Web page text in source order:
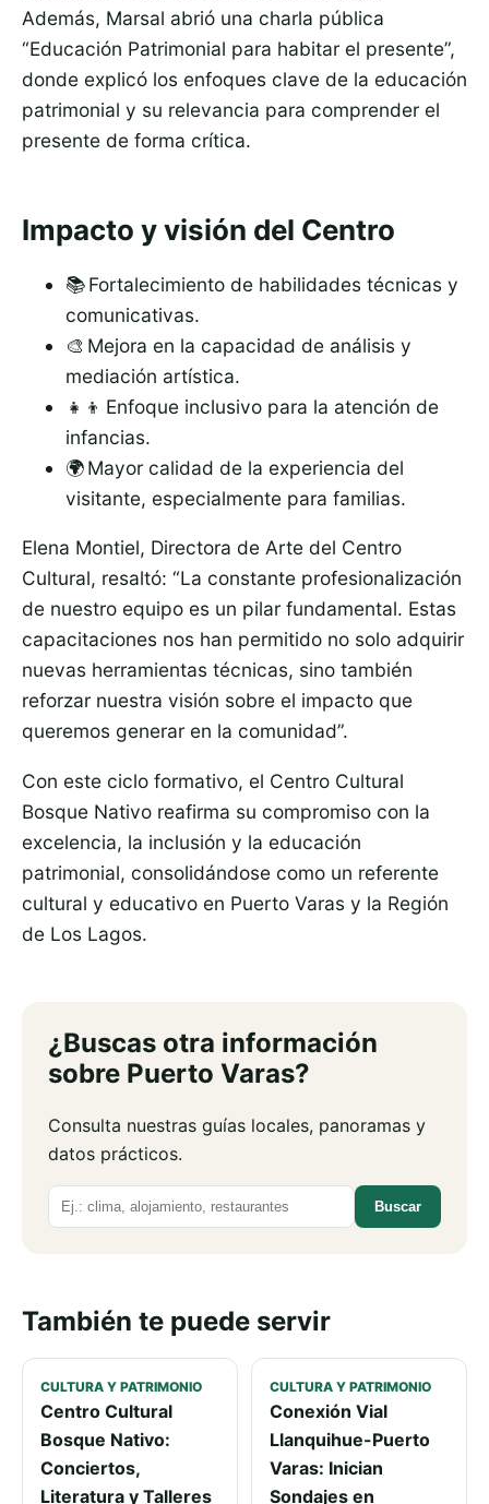
Además, Marsal abrió una charla pública
“Educación Patrimonial para habitar el presente”,
donde explicó los enfoques clave de la educación
patrimonial y su relevancia para comprender el
presente de forma crítica.
Impacto y visión del Centro
📚 Fortalecimiento de habilidades técnicas y
comunicativas.
🎨 Mejora en la capacidad de análisis y
mediación artística.
👧👦 Enfoque inclusivo para la atención de
infancias.
🌍 Mayor calidad de la experiencia del
visitante, especialmente para familias.
Elena Montiel, Directora de Arte del Centro
Cultural, resaltó: “La constante profesionalización
de nuestro equipo es un pilar fundamental. Estas
capacitaciones nos han permitido no solo adquirir
nuevas herramientas técnicas, sino también
reforzar nuestra visión sobre el impacto que
queremos generar en la comunidad”.
Con este ciclo formativo, el Centro Cultural
Bosque Nativo reafirma su compromiso con la
excelencia, la inclusión y la educación
patrimonial, consolidándose como un referente
cultural y educativo en Puerto Varas y la Región
de Los Lagos.
¿Buscas otra información
sobre Puerto Varas?
Consulta nuestras guías locales, panoramas y
datos prácticos.
Buscar Buscar
También te puede servir
CULTURA Y PATRIMONIO
Centro Cultural
Bosque Nativo:
Conciertos,
Literatura y Talleres
CULTURA Y PATRIMONIO
Conexión Vial
Llanquihue-Puerto
Varas: Inician
Sondajes en